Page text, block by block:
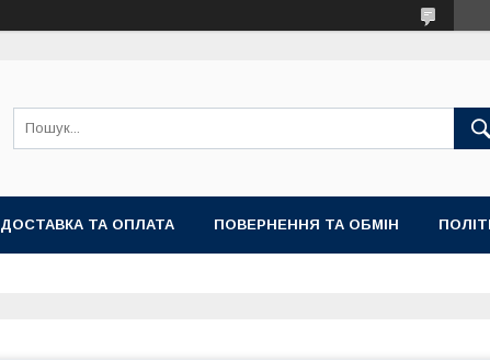
ДОСТАВКА ТА ОПЛАТА ПОВЕРНЕННЯ ТА ОБМІН